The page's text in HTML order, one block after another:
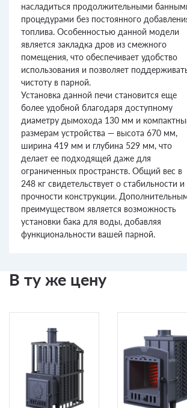
насладиться продолжительными
процедурами без постоянного
топлива. Особенностью данной модели
является закладка дров из смежного
помещения, что обеспечивает удобство
использования и позволяет
чистоту в парной.
Установка данной печи становится еще
более удобной благодаря доступному
диаметру дымохода 130 мм и
размерам устройства — высота 670 мм,
ширина 419 мм и глубина 529 мм, что
делает ее подходящей даже для
ограниченных пространств. Общий вес в
248 кг свидетельствует о стабильности и
прочности конструкции.
преимуществом является возможность
установки бака для воды, добавляя
функциональности вашей парной.
В ту же цену